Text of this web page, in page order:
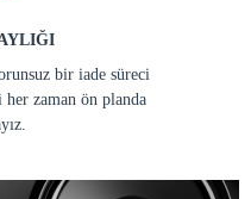
bir iade süreci
zaman ön planda